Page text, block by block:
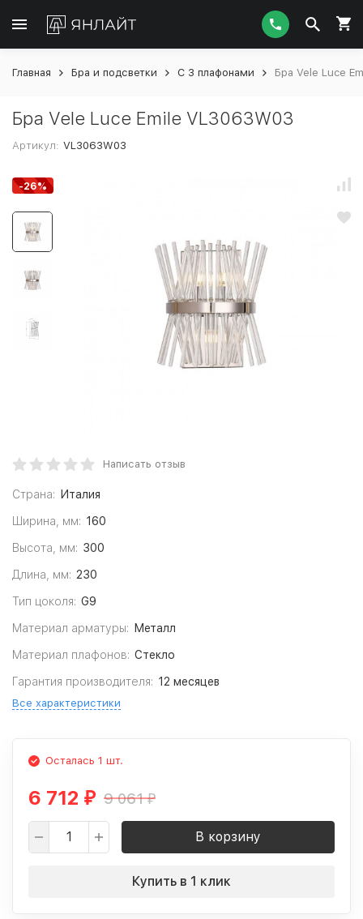
Главная Бра и подсветки С 3 плафонами Бра Vele Luce
Бра Vele Luce Emile VL3063W03
Артикул: VL3063W03
-26%
Написать отзыв
Страна: Италия
Ширина, мм: 160
Высота, мм: 300
Длина, мм: 230
Тип цоколя: G9
Материал арматуры: Металл
Материал плафонов: Стекло
Гарантия производителя: 12 месяцев
Все характеристики
Осталась 1 шт.
6 712 ₽ 9 061₽
В корзину
Купить в 1 клик